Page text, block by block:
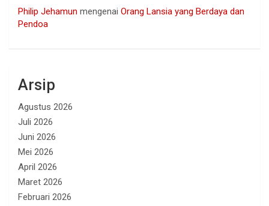
Philip Jehamun mengenai Orang Lansia yang Berdaya dan
Pendoa
Arsip
Agustus 2026
Juli 2026
Juni 2026
Mei 2026
April 2026
Maret 2026
Februari 2026